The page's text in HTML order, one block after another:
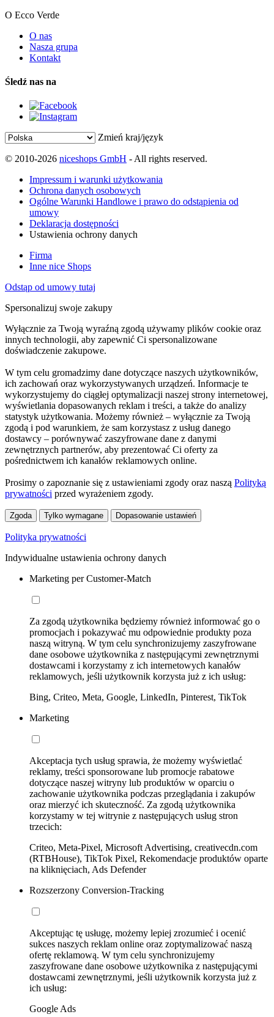
O Ecco Verde
O nas
Nasza grupa
Kontakt
Śledź nas na
Zmień kraj/język
© 2010-2026 niceshops GmbH - All rights reserved.
Impressum i warunki użytkowania
Ochrona danych osobowych
Ogólne Warunki Handlowe i prawo do odstąpienia od
umowy
Deklaracja dostępności
Ustawienia ochrony danych
Firma
Inne nice Shops
Odstąp od umowy tutaj
Spersonalizuj swoje zakupy
Wyłącznie za Twoją wyraźną zgodą używamy plików cookie oraz
innych technologii, aby zapewnić Ci spersonalizowane
doświadczenie zakupowe.
W tym celu gromadzimy dane dotyczące naszych użytkowników,
ich zachowań oraz wykorzystywanych urządzeń. Informacje te
wykorzystujemy do ciągłej optymalizacji naszej strony internetowej,
wyświetlania dopasowanych reklam i treści, a także do analizy
statystyk użytkowania. Możemy również – wyłącznie za Twoją
zgodą i pod warunkiem, że sam korzystasz z usług danego
dostawcy – porównywać zaszyfrowane dane z danymi
zewnętrznych partnerów, aby prezentować Ci oferty za
pośrednictwem ich kanałów reklamowych online.
Prosimy o zapoznanie się z ustawieniami zgody oraz naszą Polityką
prywatności przed wyrażeniem zgody.
Zgoda Tylko wymagane Dopasowanie ustawień
Polityka prywatności
Indywidualne ustawienia ochrony danych
Marketing per Customer-Match
Za zgodą użytkownika będziemy również informować go o
promocjach i pokazywać mu odpowiednie produkty poza
naszą witryną. W tym celu synchronizujemy zaszyfrowane
dane osobowe użytkownika z następującymi zewnętrznymi
dostawcami i korzystamy z ich internetowych kanałów
reklamowych, jeśli użytkownik korzysta już z ich usług:
Bing, Criteo, Meta, Google, LinkedIn, Pinterest, TikTok
Marketing
Akceptacja tych usług sprawia, że możemy wyświetlać
reklamy, treści sponsorowane lub promocje rabatowe
dotyczące naszej witryny lub produktów w oparciu o
zachowanie użytkownika podczas przeglądania i zakupów
oraz mierzyć ich skuteczność. Za zgodą użytkownika
korzystamy w tej witrynie z następujących usług stron
trzecich:
Criteo, Meta-Pixel, Microsoft Advertising, creativecdn.com
(RTBHouse), TikTok Pixel, Rekomendacje produktów oparte
na kliknięciach, Ads Defender
Rozszerzony Conversion-Tracking
Akceptując tę usługę, możemy lepiej zrozumieć i ocenić
sukces naszych reklam online oraz zoptymalizować naszą
ofertę reklamową. W tym celu synchronizujemy
zaszyfrowane dane osobowe użytkownika z następującymi
dostawcami zewnętrznymi, jeśli użytkownik korzysta już z
ich usług:
Google Ads